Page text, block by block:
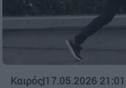
Καιρός|17.05.2026 21:01